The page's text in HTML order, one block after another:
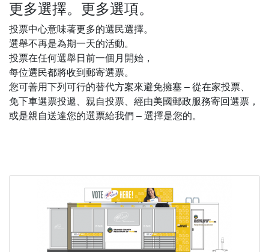
更多選擇。更多選項。
投票中心意味著更多的選民選擇。
選舉不再是為期一天的活動。
投票在任何選舉日前一個月開始，
每位選民都將收到郵寄選票。
您可善用下列可行的替代方案來避免擁塞 – 從在家投票、
免下車選票投遞、親自投票、經由美國郵政服務寄回選票，
或是親自送達您的選票給我們 – 選擇是您的。